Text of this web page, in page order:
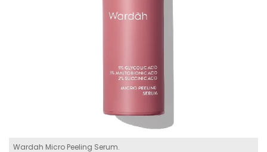
Wardah Micro Peeling Serum.